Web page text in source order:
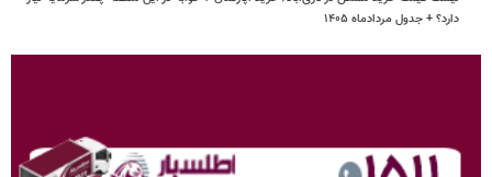
دارد؟ + جدول مردادماه ۱۴۰۵